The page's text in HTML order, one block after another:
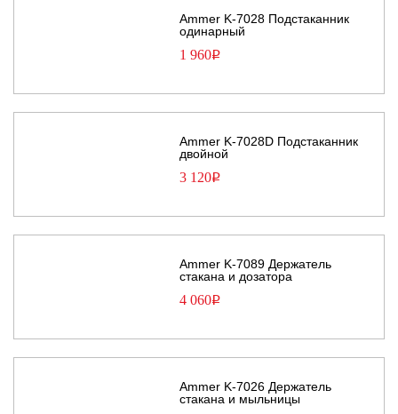
Ammer K-7028 Подстаканник
одинарный
1 960Р
Ammer K-7028D Подстаканник
двойной
3 120Р
Ammer K-7089 Держатель
стакана и дозатора
4 060Р
Ammer K-7026 Держатель
стакана и мыльницы